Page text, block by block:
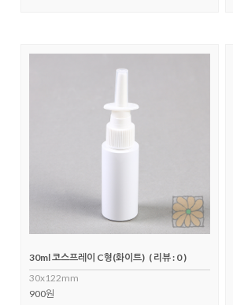
30ml 코스프레이 C형(화이트) ( 리뷰 : 0 )
30x122mm
900원